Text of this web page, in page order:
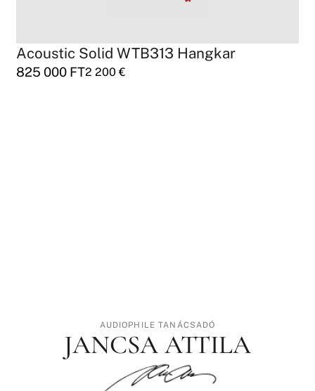
Acoustic Solid WTB313 Hangkar
825 000 FT2 200€
AUDIOPHILE TANÁCSADÓ
JANCSA ATTILA